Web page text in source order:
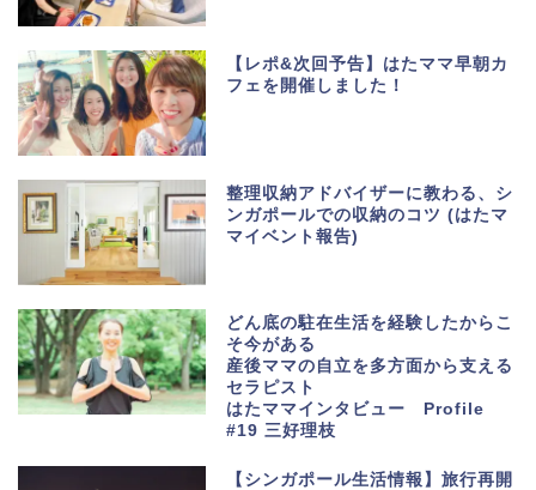
【レポ&次回予告】はたママ早朝カ
フェを開催しました！
整理収納アドバイザーに教わる、シ
ンガポールでの収納のコツ (はたマ
マイベント報告)
どん底の駐在生活を経験したからこ
そ今がある
産後ママの自立を多方面から支える
セラピスト
はたママインタビュー Profile
#19 三好理枝
【シンガポール生活情報】旅行再開